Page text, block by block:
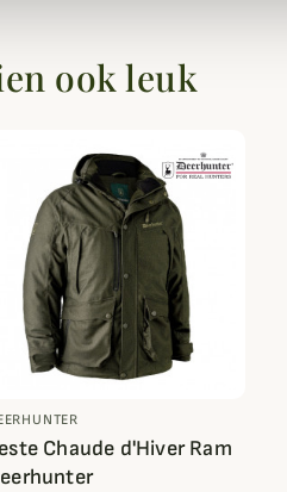
ook leuk
Chaude d'Hiver Ram